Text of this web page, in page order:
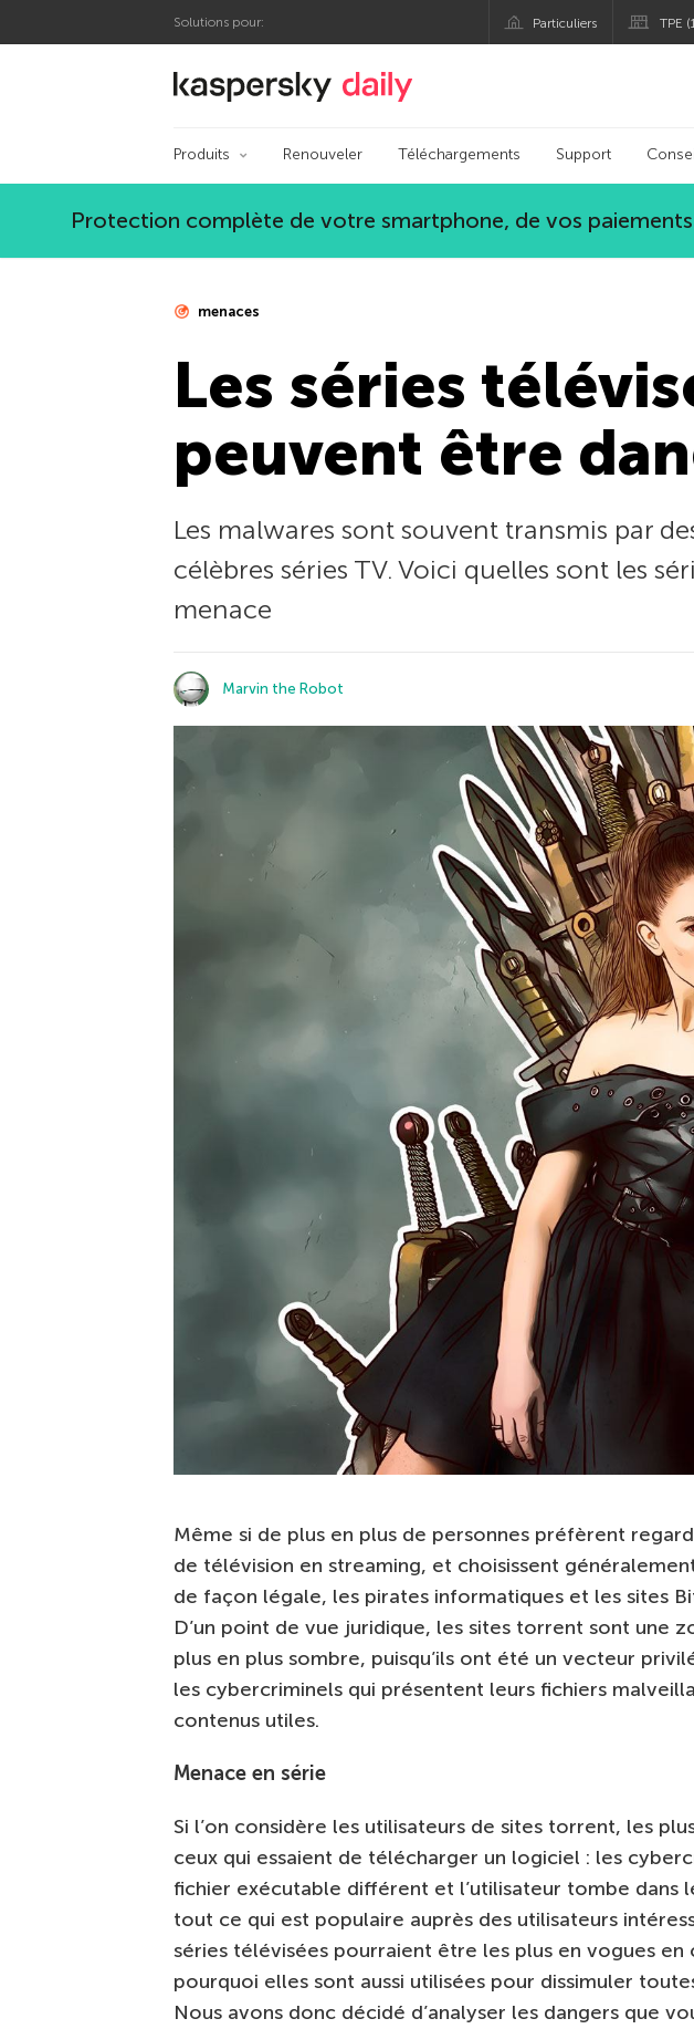
Solutions pour: Particuliers TPE
Blog officiel de Kaspersky
Produits Renouveler Téléchargements Support
Protection complète de votre smartphone, de vos
menaces
Les séries
peuvent être
Les malwares sont souvent transmis par
célèbres séries TV. Voici quelles sont les
menace
Marvin the Robot
Même si de plus en plus de personnes préfèrent
de télévision en streaming, et choisissent
de façon légale, les pirates informatiques et les sites
D’un point de vue juridique, les sites torrent sont une
plus en plus sombre, puisqu’ils ont été un vecteur
les cybercriminels qui présentent leurs fichiers
contenus utiles.
Menace en série
Si l’on considère les utilisateurs de sites torrent, les
ceux qui essaient de télécharger un logiciel : les
fichier exécutable différent et l’utilisateur tombe dans
tout ce qui est populaire auprès des utilisateurs
séries télévisées pourraient être les plus en vogues en
pourquoi elles sont aussi utilisées pour dissimuler
Nous avons donc décidé d’analyser les dangers que